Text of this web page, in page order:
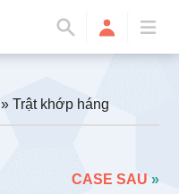
» Trật khớp háng
CASE SAU »